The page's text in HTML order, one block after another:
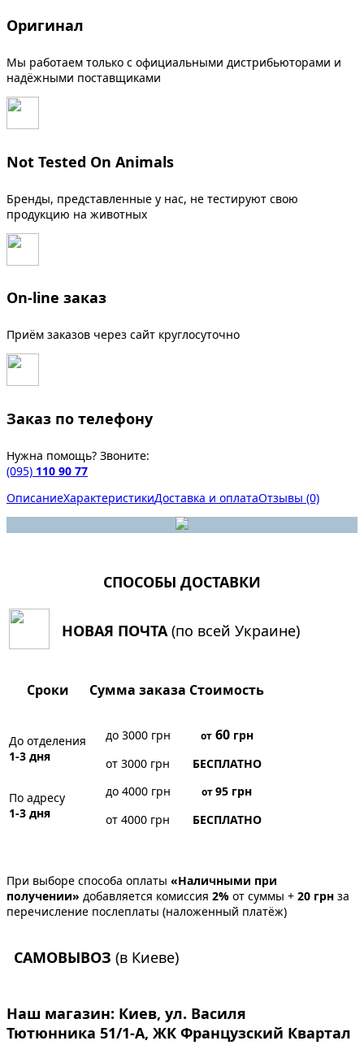
Оригинал
Мы работаем только с официальными дистрибьюторами и
надёжными поставщиками
Not Tested On Animals
Бренды, представленные у нас, не тестируют свою
продукцию на животных
On-line заказ
Приём заказов через сайт круглосуточно
Заказ по телефону
Нужна помощь? Звоните:
(095) 110 90 77
ОписаниеХарактеристикиДоставка и оплатаОтзывы (0)
СПОСОБЫ ДОСТАВКИ
НОВАЯ ПОЧТА(по всей Украине)
Сроки Сумма заказа Стоимость
До отделения
1-3 дня
до 3000 грн от60грн
от 3000 грн
БЕСПЛАТНО
По адресу
1-3 дня
до 4000 грн от95 грн
от 4000 грн
БЕСПЛАТНО
При выборе способа оплаты «Наличными при
получении» добавляется комиссия 2% от суммы + 20 грн за
перечисление послеплаты (наложенный платёж)
САМОВЫВОЗ (в Киеве)
Наш магазин: Киев, ул. Василя
Тютюнника 51/1-А, ЖК Французский Квартал